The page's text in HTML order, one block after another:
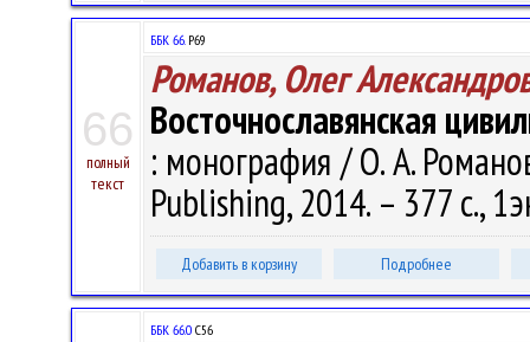
66
полный
текст
ББК 66.Р69
Романов, Олег
Восточнославянская
: монография / О. А.
Publishing, 2014. – 377 с.,
Добавить в корзину Подробнее
ББК 66.0 С56